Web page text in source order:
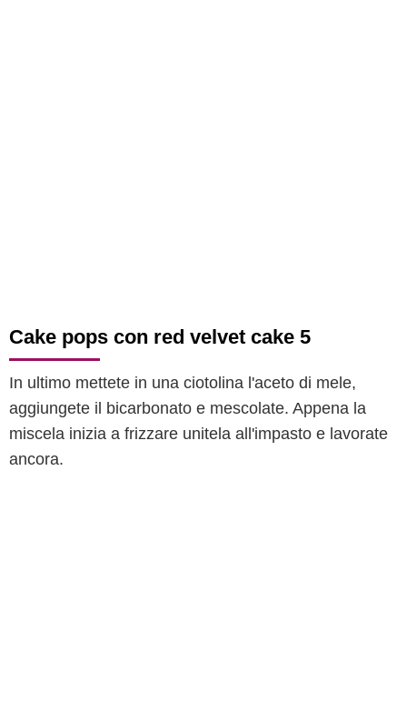
Cake pops con red velvet cake 5
In ultimo mettete in una ciotolina l'aceto di mele,
aggiungete il bicarbonato e mescolate. Appena la
miscela inizia a frizzare unitela all'impasto e lavorate
ancora.